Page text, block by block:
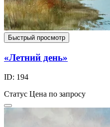
Быстрый просмотр
«Летний день»
ID: 194
Статус Цена по запросу